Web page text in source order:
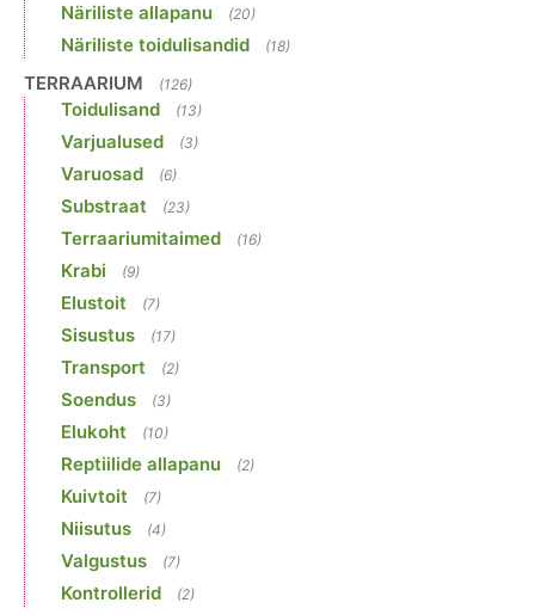
Näriliste allapanu (20)
Näriliste toidulisandid (18)
TERRAARIUM (126)
Toidulisand (13)
Varjualused (3)
Varuosad (6)
Substraat (23)
Terraariumitaimed (16)
Krabi (9)
Elustoit (7)
Sisustus (17)
Transport (2)
Soendus (3)
Elukoht (10)
Reptiilide allapanu (2)
Kuivtoit (7)
Niisutus (4)
Valgustus (7)
Kontrollerid (2)